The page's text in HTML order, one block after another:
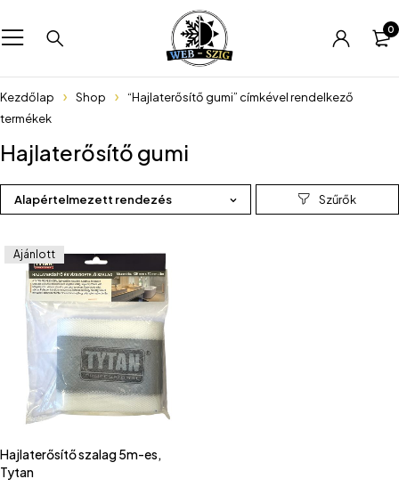
0
Kezdőlap Shop
“Hajlaterősítő gumi” címkével rendelkező
termékek
Hajlaterősítő gumi
Alapértelmezett rendezés
Ajánlott
Hajlaterősítő szalag 5m-es,
Tytan